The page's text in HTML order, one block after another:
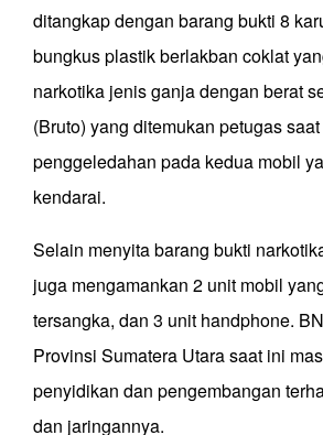
ditangkap dengan barang bukti 8
bungkus plastik berlakban coklat
narkotika jenis ganja dengan berat
(Bruto) yang ditemukan petugas
penggeledahan pada kedua mobil
kendarai.
Selain menyita barang bukti
juga mengamankan 2 unit mobil
tersangka, dan 3 unit handphone.
Provinsi Sumatera Utara saat ini
penyidikan dan pengembangan
dan jaringannya.